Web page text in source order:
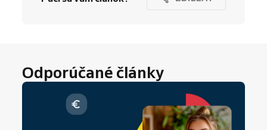
Odporúčané články